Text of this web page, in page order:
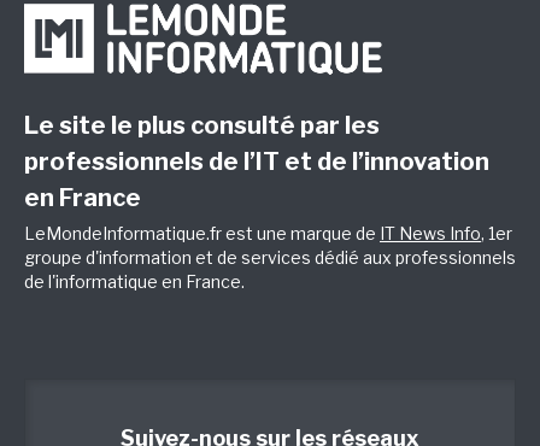
Le site le plus consulté par les
professionnels de l’IT et de l’innovation
en France
LeMondeInformatique.fr est une marque de IT News Info, 1er
groupe d'information et de services dédié aux professionnels
de l'informatique en France.
Suivez-nous sur les réseaux